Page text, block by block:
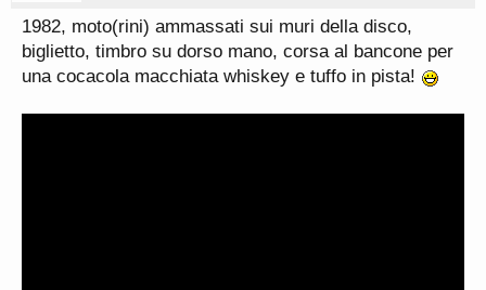
1982, moto(rini) ammassati sui muri della disco,
biglietto, timbro su dorso mano, corsa al bancone per
una cocacola macchiata whiskey e tuffo in pista!